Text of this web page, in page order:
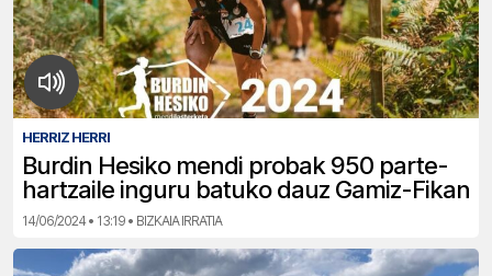
HERRIZ HERRI
Burdin Hesiko mendi probak 950 parte-
hartzaile inguru batuko dauz Gamiz-Fikan
14/06/2024 • 13:19 • BIZKAIA IRRATIA